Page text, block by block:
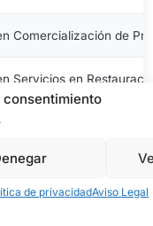
consentimiento
de privacidadAviso Legal
Comercialización de
Servicios en
Estética y Belleza
Peluquería y Cosmética